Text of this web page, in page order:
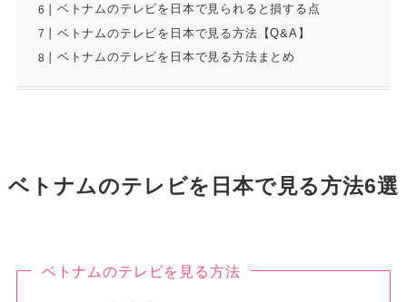
ベトナムのテレビを日本で見られると損する点
ベトナムのテレビを日本で見る方法【Q&A】
ベトナムのテレビを日本で見る方法まとめ
ベトナムのテレビを日本で見る方法6選
ベトナムのテレビを見る方法